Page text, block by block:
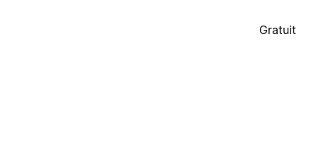
Gratuit